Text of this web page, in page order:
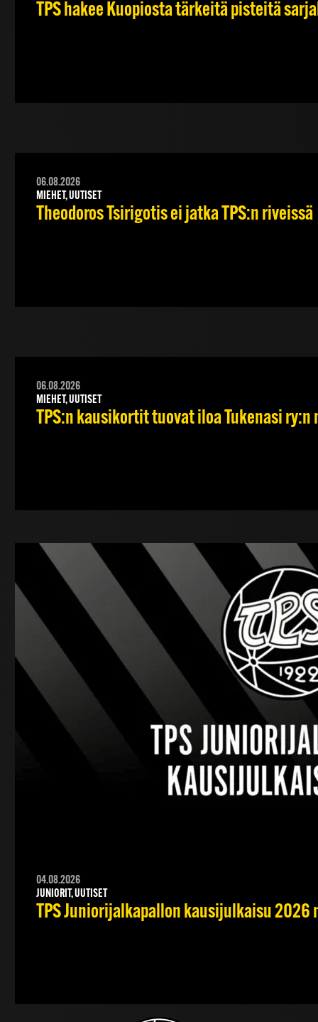
TPS hakee Kuopiosta tärkeitä pisteitä
06.08.2026
MIEHET, UUTISET
Theodoros Tsirigotis ei jatka TPS:n riveissä
06.08.2026
MIEHET, UUTISET
TPS:n kausikortit tuovat iloa Tukenasi
04.08.2026
JUNIORIT, UUTISET
TPS Juniorijalkapallon kausijulkaisu 2026